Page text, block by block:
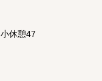
小休憩47